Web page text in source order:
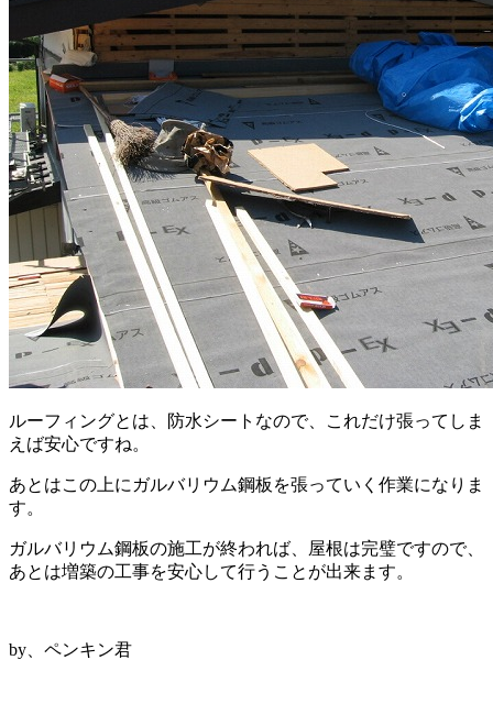
ルーフィングとは、防水シートなので、これだけ張ってしま
えば安心ですね。
あとはこの上にガルバリウム鋼板を張っていく作業になりま
す。
ガルバリウム鋼板の施工が終われば、屋根は完璧ですので、
あとは増築の工事を安心して行うことが出来ます。
by、ペンキン君